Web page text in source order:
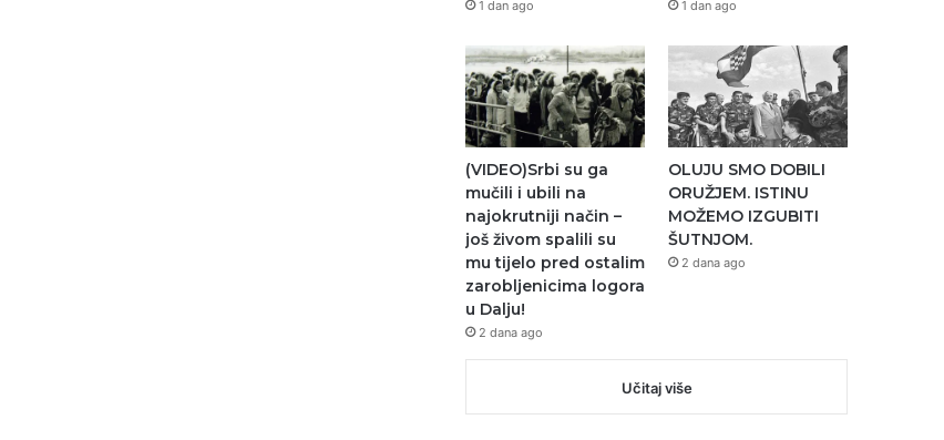
1 dan ago 1 dan ago
(VIDEO)Srbi su ga
mučili i ubili na
najokrutniji način –
još živom spalili su
mu tijelo pred ostalim
zarobljenicima logora
u Dalju!
2 dana ago
OLUJU SMO DOBILI
ORUŽJEM. ISTINU
MOŽEMO IZGUBITI
ŠUTNJOM.
2 dana ago
Učitaj više